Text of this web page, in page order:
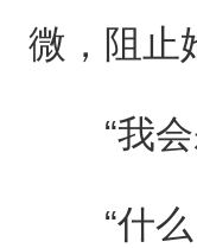
微，阻止
“我会
“什么